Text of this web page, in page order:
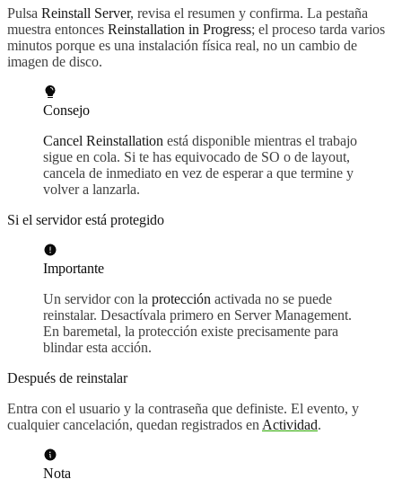
Pulsa Reinstall Server, revisa el resumen y confirma. La pestaña
muestra entonces Reinstallation in Progress; el proceso tarda varios
minutos porque es una instalación física real, no un cambio de
imagen de disco.
Consejo
Cancel Reinstallation está disponible mientras el trabajo
sigue en cola. Si te has equivocado de SO o de layout,
cancela de inmediato en vez de esperar a que termine y
volver a lanzarla.
Si el servidor está protegido
Importante
Un servidor con la protección activada no se puede
reinstalar. Desactívala primero en Server Management.
En baremetal, la protección existe precisamente para
blindar esta acción.
Después de reinstalar
Entra con el usuario y la contraseña que definiste. El evento, y
cualquier cancelación, quedan registrados en Actividad.
Nota